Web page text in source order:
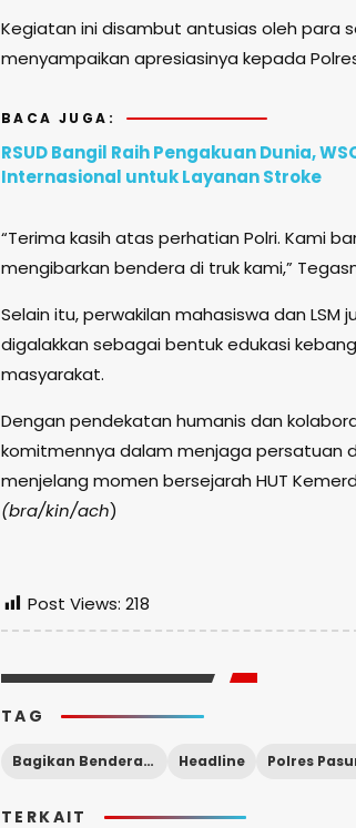
Kegiatan ini disambut antusias oleh para
menyampaikan apresiasinya kepada
BACA JUGA:
RSUD Bangil Raih Pengakuan Dunia,
Internasional untuk Layanan Stroke
“Terima kasih atas perhatian Polri. Kami
mengibarkan bendera di truk kami,”
Selain itu, perwakilan mahasiswa dan
digalakkan sebagai bentuk edukasi
masyarakat.
Dengan pendekatan humanis dan
komitmennya dalam menjaga persatuan
menjelang momen bersejarah HUT
(bra/kin/ach)
Post Views: 218
TAG
Bagikan Bendera merah putih Headline Polres
TERKAIT